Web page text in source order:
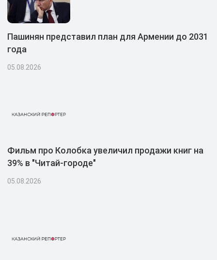
Пашинян представил план для Армении до 2031
года
05.08.2026
Фильм про Колобка увеличил продажи книг на
39% в "Читай-городе"
05.08.2026